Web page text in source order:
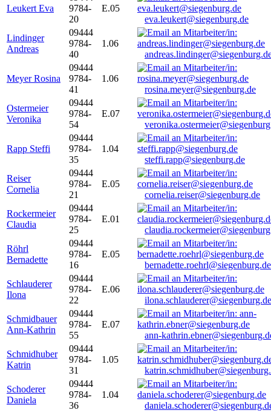
Leukert Eva
9784-
20
E.05
eva.leukert@siegenburg.de
Lindinger
Andreas
09444
9784-
40
1.06
Meyer Rosina
09444
9784-
41
1.06
rosina.meyer@siegenburg.de
Ostermeier
Veronika
09444
9784-
54
E.07
Rapp Steffi
09444
9784-
35
1.04
steffi.rapp@siegenburg.de
Reiser
Cornelia
09444
9784-
21
E.05
cornelia.reiser@siegenburg.de
Rockermeier
Claudia
09444
9784-
25
E.01
Röhrl
Bernadette
09444
9784-
16
E.05
bernadette.roehrl@siegenburg.de
Schlauderer
Ilona
09444
9784-
22
E.06
ilona.schlauderer@siegenburg.de
Schmidbauer
Ann-Kathrin
09444
9784-
55
E.07
ann-
Schmidhuber
Katrin
09444
9784-
31
1.05
Schoderer
Daniela
09444
9784-
36
1.04